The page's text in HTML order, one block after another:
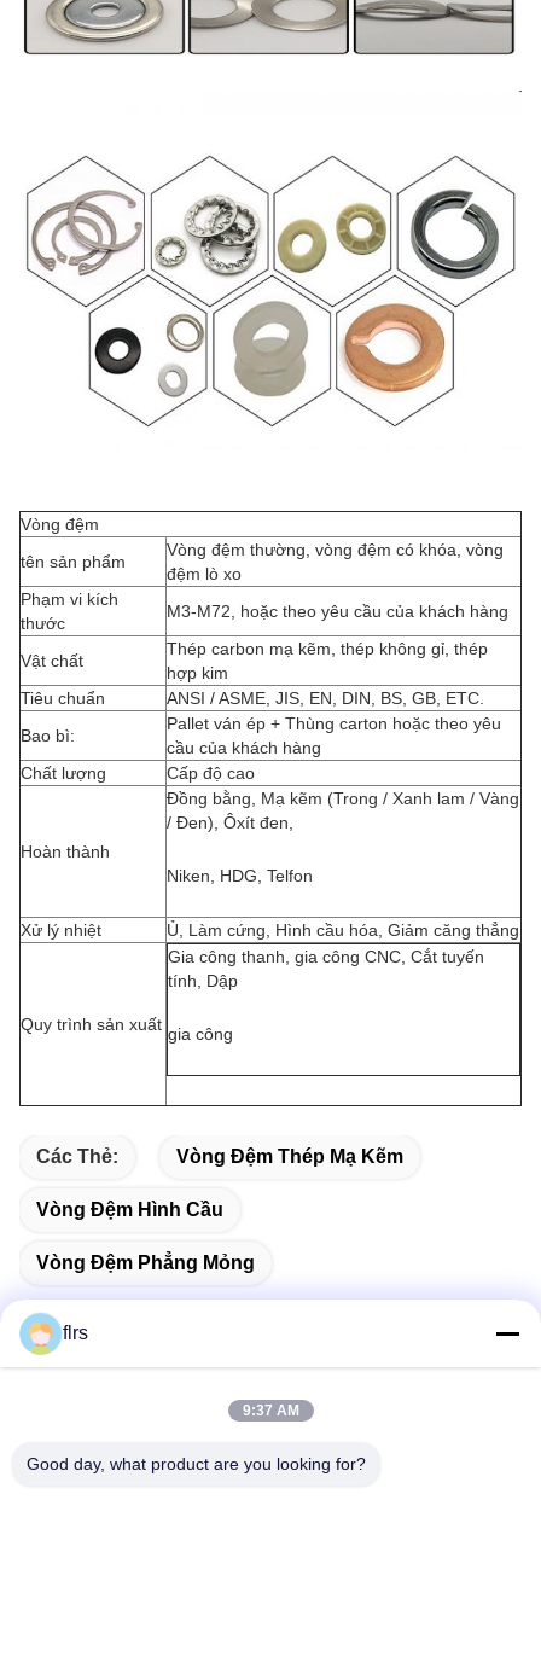
Vòng đệm
tên sản phẩm
Vòng đệm thường, vòng đệm có khóa, vòng
đệm lò xo
Phạm vi kích
thước
M3-M72, hoặc theo yêu cầu của khách hàng
Vật chất
Thép carbon mạ kẽm, thép không gỉ, thép
hợp kim
Tiêu chuẩn
ANSI / ASME, JIS, EN, DIN, BS, GB, ETC.
Bao bì:
Pallet ván ép + Thùng carton hoặc theo yêu
cầu của khách hàng
Chất lượng
Cấp độ cao
Hoàn thành
Đồng bằng, Mạ kẽm (Trong / Xanh lam / Vàng
/ Đen), Ôxít đen,
Niken, HDG, Telfon
Xử lý nhiệt Ủ, Làm cứng, Hình cầu hóa, Giảm căng thẳng
Quy trình sản xuất
Gia công thanh, gia công CNC, Cắt tuyến
tính, Dập
gia công
Các Thẻ: Vòng Đệm Thép Mạ Kẽm
Vòng Đệm Hình Cầu
Vòng Đệm Phẳng Mỏng
Địa chỉ
flrs
9:37 AM
Good day, what product are you looking for?